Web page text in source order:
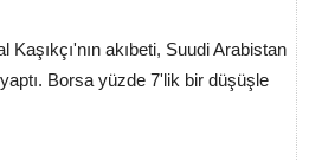
Kaşıkçı'nın akıbeti, Suudi Arabistan
Borsa yüzde 7'lik bir düşüşle